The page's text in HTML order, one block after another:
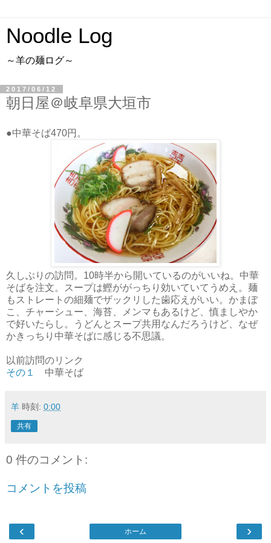
Noodle Log
～羊の麺ログ～
2017/06/12
朝日屋＠岐阜県大垣市
●中華そば470円。
久しぶりの訪問。10時半から開いているのがいいね。中華
そばを注文。スープは鰹ががっちり効いていてうめえ。麺
もストレートの細麺でザックリした歯応えがいい。かまぼ
こ、チャーシュー、海苔、メンマもあるけど、慎ましやか
で好いたらし。うどんとスープ共用なんだろうけど、なぜ
かきっちり中華そばに感じる不思議。
以前訪問のリンク
その１
中華そば
羊 時刻: 0:00
共有
0 件のコメント:
コメントを投稿
‹ ›
ホーム